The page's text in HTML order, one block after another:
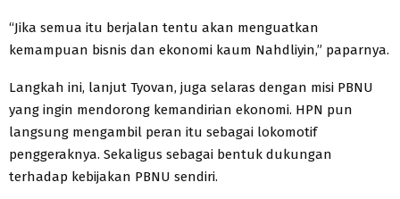
“Jika semua itu berjalan tentu akan menguatkan
kemampuan bisnis dan ekonomi kaum Nahdliyin,” paparnya.
Langkah ini, lanjut Tyovan, juga selaras dengan misi PBNU
yang ingin mendorong kemandirian ekonomi. HPN pun
langsung mengambil peran itu sebagai lokomotif
penggeraknya. Sekaligus sebagai bentuk dukungan
terhadap kebijakan PBNU sendiri.